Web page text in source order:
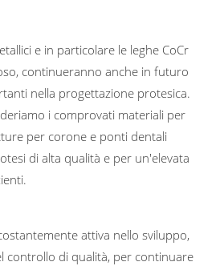
e in particolare le leghe CoCr
continueranno anche in futuro
nella progettazione protesica.
i comprovati materiali per
per corone e ponti dentali
di alta qualità e per un'elevata
attiva nello sviluppo,
controllo di qualità, per continuare